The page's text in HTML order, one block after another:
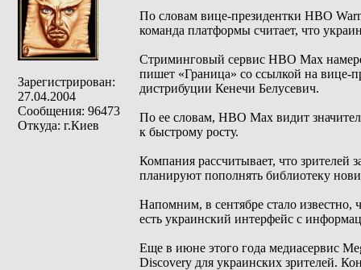
Зарегистрирован:
27.04.2004
Сообщения: 96473
Откуда: г.Киев
По словам вице-президентки HBO
команда платформы считает, что
Стриминговый сервис HBO Max
пишет «Граница» со ссылкой на вице-
дистрибуции Кенечи Белусевич.
По ее словам, HBO Max видит
к быстрому росту.
Компания рассчитывает, что
планируют пополнять библиотеку
Напомним, в сентябре стало
есть украинский интерфейс с
Еще в июне этого года медиасервис
Discovery для украинских зрителей.